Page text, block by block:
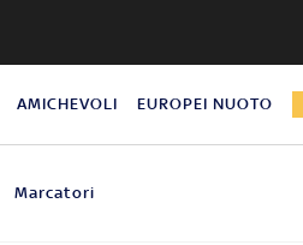
AMICHEVOLI EUROPEI NUOTO
Marcatori